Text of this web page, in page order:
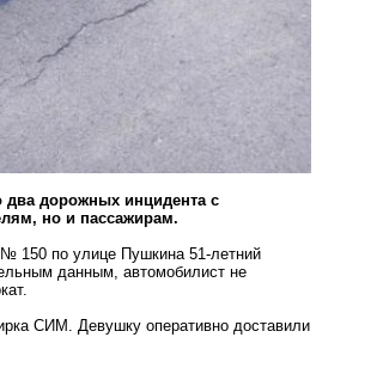
дорожных инцидента с
но и пассажирам.
150 по улице Пушкина 51-летний
данным, автомобилист не
СИМ. Девушку оперативно доставили